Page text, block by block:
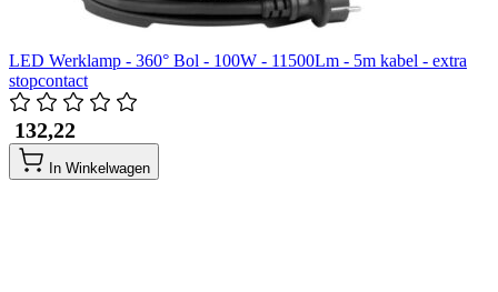
LED Werklamp - 360° Bol - 100W - 11500Lm - 5m kabel - extra
stopcontact
​ 132,22
In Winkelwagen